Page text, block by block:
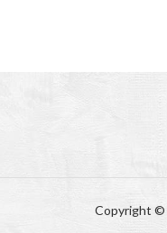
Copyright ©